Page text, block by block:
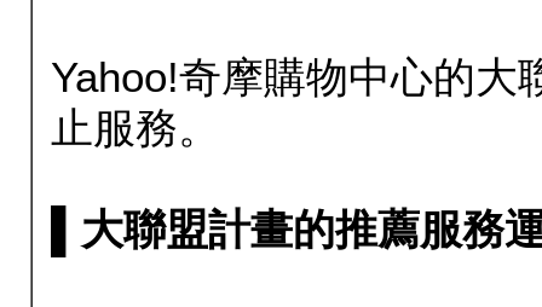
Yahoo!奇摩購物中心的大
止服務。
▌大聯盟計畫的推薦服務